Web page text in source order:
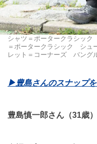
シャツ＝ポータークラシッ
＝ポータークラシック シ
レット＝コーナーズ バング
▶︎豊島さんのスナップ
豊島慎一郎さん（31歳）